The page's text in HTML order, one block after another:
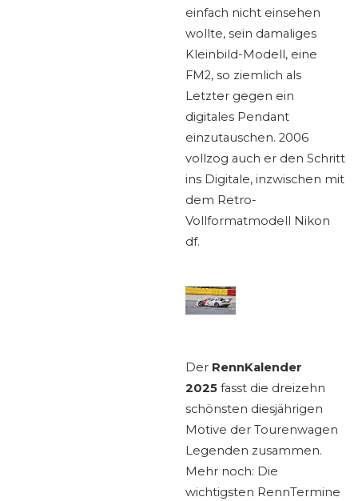
einfach nicht einsehen
wollte, sein damaliges
Kleinbild-Modell, eine
FM2, so ziemlich als
Letzter gegen ein
digitales Pendant
einzutauschen. 2006
vollzog auch er den Schritt
ins Digitale, inzwischen mit
dem Retro-
Vollformatmodell Nikon
df.
Der RennKalender
2025 fasst die dreizehn
schönsten diesjährigen
Motive der Tourenwagen
Legenden zusammen.
Mehr noch: Die
wichtigsten RennTermine